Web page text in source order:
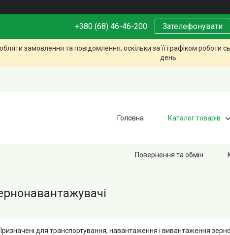
+380 (68) 46-46-200 Зателефонувати
замовлення та повідомлення, оскільки за її графіком
день.
Головна Каталог товарів
Повернення та обмін
для транспортування, навантаження і вивантаження